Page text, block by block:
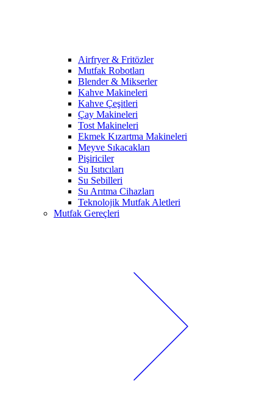
Airfryer & Fritözler
Mutfak Robotları
Blender & Mikserler
Kahve Makineleri
Kahve Çeşitleri
Çay Makineleri
Tost Makineleri
Ekmek Kızartma Makineleri
Meyve Sıkacakları
Pişiriciler
Su Isıtıcıları
Su Sebilleri
Su Arıtma Cihazları
Teknolojik Mutfak Aletleri
Mutfak Gereçleri